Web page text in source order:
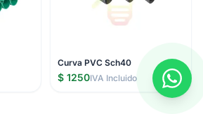
Curva PVC Sch40
$ 1250IVA Incluido